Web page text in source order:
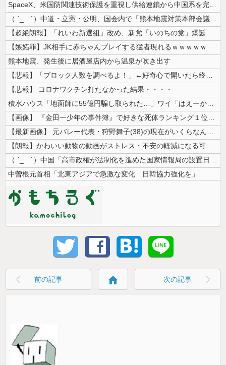
SpaceX、米国防関連技術保護を重視し供給連鎖から中国系を完全排除へ...
（ ´_ゝ`）中道・立憲・公明、国会内で「熊本地震対策本部会議」各省庁...
【超絶朗報】「れいわ新選組」改め、新党「いのちの党」爆誕！！！うおおお...
【嫉妬罪】JK相手に赤ちゃんプレイする猛者現れるｗｗｗｗｗ
熊本地震、発生後に居酒屋店内から温泉が吹き出す
【悲報】「ブロック人数を調べるよ！」←好奇心で開いたら終わるサイトだっ...
【悲報】 コロナワクチン打たなかった結果・・・・
積水ハウス「地面師に55億円騙し取られた…」ワイ「はえーかわいそう…会...
【画像】 『金田一少年の事件簿』で好きな死体ランキング１位がこちら！
【最新画像】 元バレー代表・狩野舞子(38)の現在がいくらなんでも即ハ...
【朗報】かわいい動物の動画がストレス・不安の軽減になる可能性。英大学の...
（ ´_ゝ`）中国「高市政権が法制化を進めた国家情報局の設置日が7月3...
中曽根元首相「北東アジアで急激な変化 日韓協力強化を」
前の記事 home 次の記事